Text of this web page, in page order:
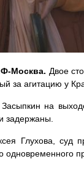
Москва. Двое
за агитацию у
на
задержаны.
Глухова, суд
одновременного